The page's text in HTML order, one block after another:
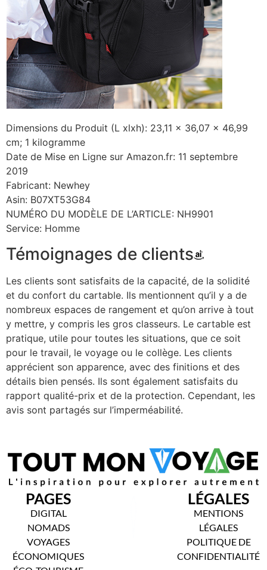
Dimensions du Produit (L xlxh): 23,11 x 36,07 x 46,99
cm; 1 kilogramme
Date de Mise en Ligne sur Amazon.fr: 11 septembre
2019
Fabricant: Newhey
Asin: B07XT53G84
NUMÉRO DU MODÈLE DE L’ARTICLE: NH9901
Service: Homme
Témoignages de clients
Les clients sont satisfaits de la capacité, de la solidité
et du confort du cartable. Ils mentionnent qu’il y a de
nombreux espaces de rangement et qu’on arrive à tout
y mettre, y compris les gros classeurs. Le cartable est
pratique, utile pour toutes les situations, que ce soit
pour le travail, le voyage ou le collège. Les clients
apprécient son apparence, avec des finitions et des
détails bien pensés. Ils sont également satisfaits du
rapport qualité-prix et de la protection. Cependant, les
avis sont partagés sur l’imperméabilité.
PAGES
DIGITAL
NOMADS
VOYAGES
ÉCONOMIQUES
LÉGALES
MENTIONS
LÉGALES
POLITIQUE DE
CONFIDENTIALITÉ